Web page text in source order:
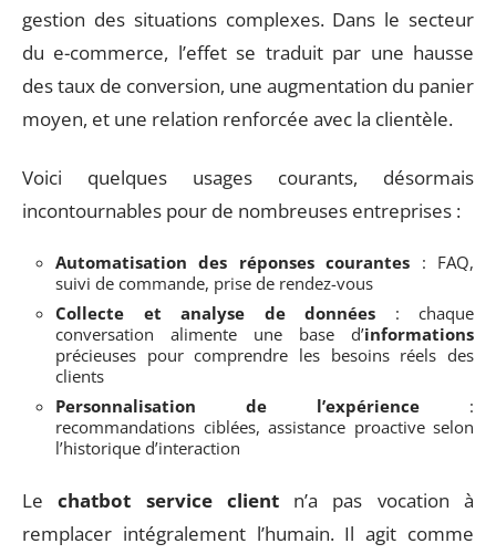
gestion des situations complexes. Dans le secteur
du e-commerce, l’effet se traduit par une hausse
des taux de conversion, une augmentation du panier
moyen, et une relation renforcée avec la clientèle.
Voici quelques usages courants, désormais
incontournables pour de nombreuses entreprises :
Automatisation des réponses courantes : FAQ,
suivi de commande, prise de rendez-vous
Collecte et analyse de données : chaque
conversation alimente une base d’informations
précieuses pour comprendre les besoins réels des
clients
Personnalisation de l’expérience :
recommandations ciblées, assistance proactive selon
l’historique d’interaction
Lechatbot service clientn’a pas vocation à
remplacer intégralement l’humain. Il agit comme